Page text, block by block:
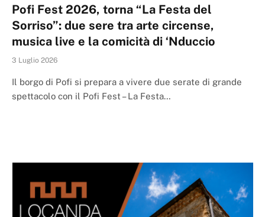
Pofi Fest 2026, torna “La Festa del
Sorriso”: due sere tra arte circense,
musica live e la comicità di ‘Nduccio
3 Luglio 2026
Il borgo di Pofi si prepara a vivere due serate di grande
spettacolo con il Pofi Fest – La Festa…